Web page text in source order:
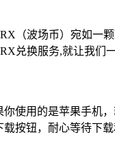
（波场币）宛如一
兑换服务,就让我们
使用的是苹果手机
按钮，耐心等待下